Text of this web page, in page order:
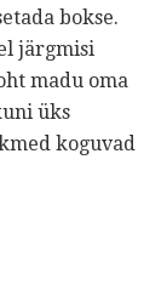
bokse.
järgmisi
madu oma
üks
koguvad